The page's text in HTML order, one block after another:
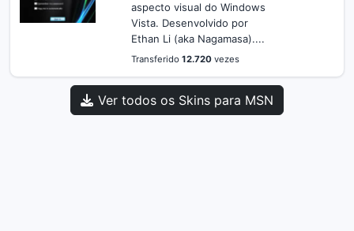
aspecto visual do Windows
Vista. Desenvolvido por
Ethan Li (aka Nagamasa)....
Transferido 12.720vezes
Ver todos os Skins para MSN